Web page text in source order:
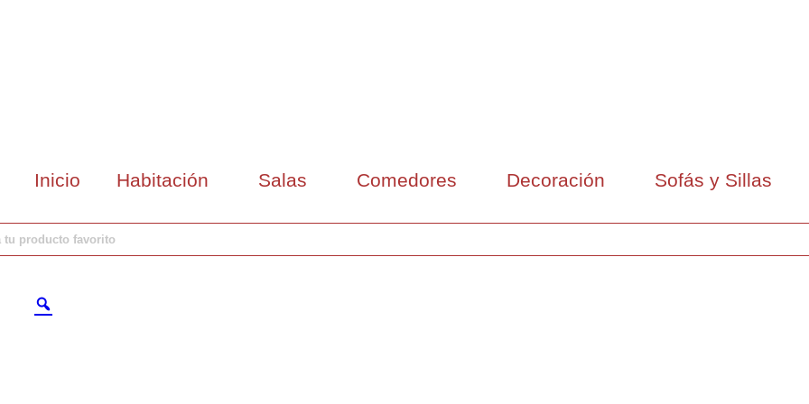
Inicio Habitación Salas Comedores Decoración Sofás y Sillas